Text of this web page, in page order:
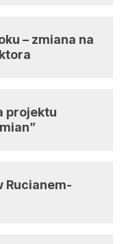
– zmiana na
projektu
Rucianem-